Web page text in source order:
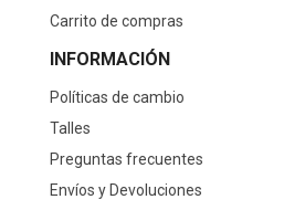
Carrito de compras
INFORMACIÓN
Políticas de cambio
Talles
Preguntas frecuentes
Envíos y Devoluciones